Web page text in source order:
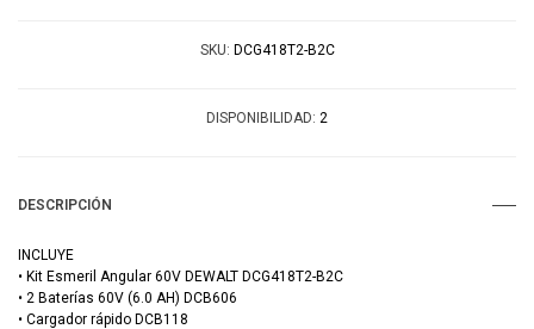
SKU: DCG418T2-B2C
DISPONIBILIDAD: 2
DESCRIPCIÓN
INCLUYE
• Kit Esmeril Angular 60V DEWALT DCG418T2-B2C
• 2 Baterías 60V (6.0 AH) DCB606
• Cargador rápido DCB118